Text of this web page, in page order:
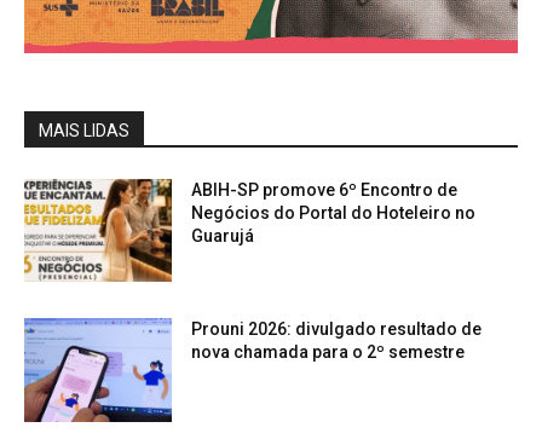
MAIS LIDAS
ABIH-SP promove 6º Encontro de
Negócios do Portal do Hoteleiro no
Guarujá
Prouni 2026: divulgado resultado de
nova chamada para o 2º semestre